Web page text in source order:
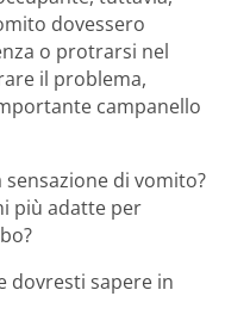
dovessero
o protrarsi nel
il problema,
campanello
di vomito?
più adatte per
dovresti sapere in